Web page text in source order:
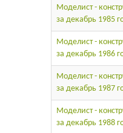
Моделист -
за декабрь 1985
Моделист -
за декабрь 1986
Моделист -
за декабрь 1987
Моделист -
за декабрь 1988